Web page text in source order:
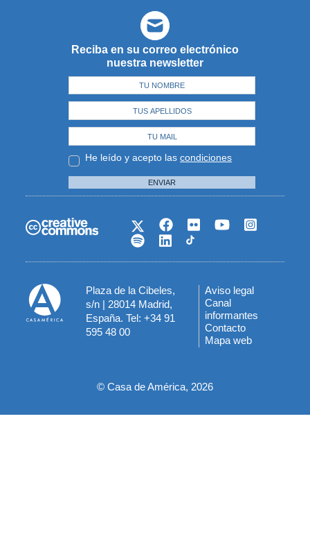
Reciba en su correo electrónico
nuestra newsletter
He leído y acepto las condiciones
ENVIAR
Plaza de la Cibeles,
s/n | 28014 Madrid,
España. Tel: +34 91
595 48 00
Menú
del
pie
Aviso legal
Canal
informantes
Contacto
Mapa web
© Casa de América, 2026